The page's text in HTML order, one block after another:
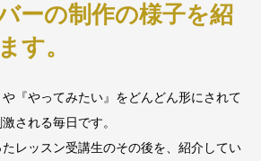
ーの制作の様子を紹
す。
『やってみたい』をどんどん形にされて
される毎日です。
レッスン受講生のその後を、紹介してい